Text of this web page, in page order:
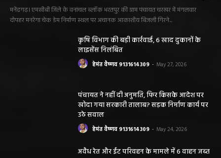
मनेंद्रगढ़। एमसीबी जिले के वनांचल ब्लॉक भरतपुर की ग्राम पंचायत चरखर में मंगलवार
दोपहर मनरेगा चेक डेम निर्माण स्थल पर अचानक आकाशीय बिजली गिरने...
कृषि विभाग की बड़ी कार्रवाई, 6 खाद दुकानों के
लाइसेंस निलंबित
हेमंत वैष्णव 9131614309 - May 27, 2026
पंचायत ने नहीं दी अनुमति, फिर किसके आदेश पर
खोदा गया सरकारी तालाब? सड़क निर्माण कार्य पर
उठे सवाल
हेमंत वैष्णव 9131614309 - May 24, 2026
अवैध रेत और ईंट परिवहन के मामले में 6 वाहन जब्त